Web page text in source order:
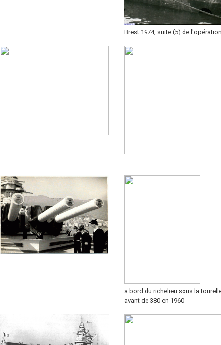
Brest 1974, suite (5) de
a bord du richelieu sous la
avant de 380 en 1960